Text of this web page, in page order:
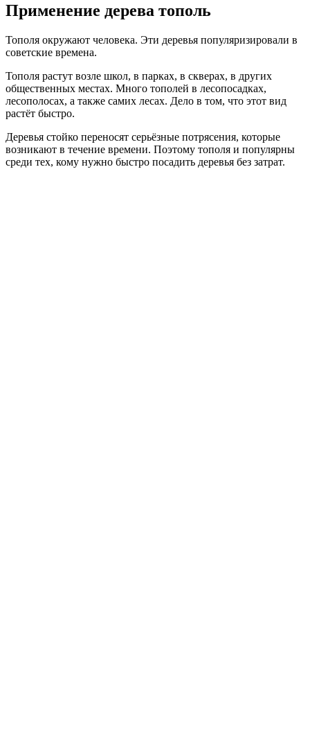
Применение дерева тополь
Тополя окружают человека. Эти деревья популяризировали в
советские времена.
Тополя растут возле школ, в парках, в скверах, в других
общественных местах. Много тополей в лесопосадках,
лесополосах, а также самих лесах. Дело в том, что этот вид
растёт быстро.
Деревья стойко переносят серьёзные потрясения, которые
возникают в течение времени. Поэтому тополя и популярны
среди тех, кому нужно быстро посадить деревья без затрат.